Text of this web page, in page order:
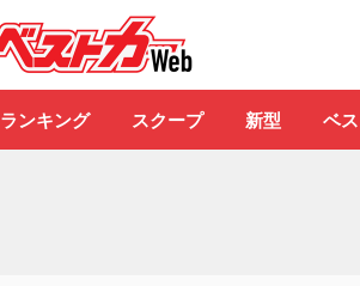
ランキング スクープ 新型 ベ